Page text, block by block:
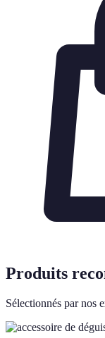
Produits
Sélectionnés par nos